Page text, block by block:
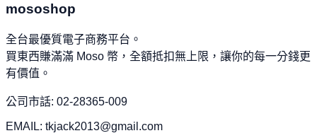
mososhop
全台最優質電子商務平台。
買東西賺滿滿 Moso 幣，全額抵扣無上限，讓你的每一分錢更
有價值。
公司市話: 02-28365-009
EMAIL: tkjack2013@gmail.com